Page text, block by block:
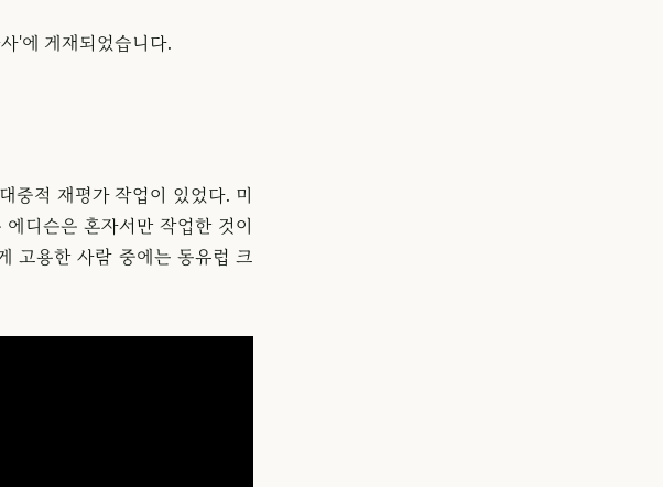
'에 게재되었습니다.
중적 재평가 작업이 있었다. 미
디슨은 혼자서만 작업한 것이
고용한 사람 중에는 동유럽 크